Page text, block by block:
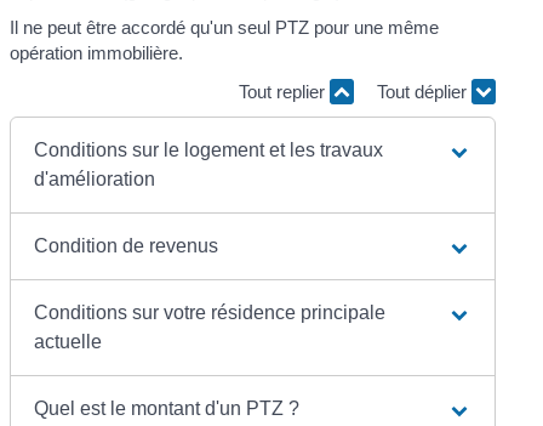
Il ne peut être accordé qu'un seul PTZ pour une même
opération immobilière.
Tout replier
Tout déplier
Conditions sur le logement et les travaux
d'amélioration
Condition de revenus
Conditions sur votre résidence principale
actuelle
Quel est le montant d'un PTZ ?